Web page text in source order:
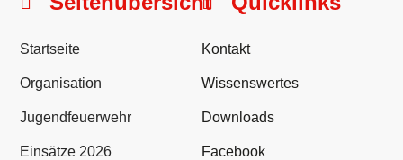
Startseite
Organisation
Jugendfeuerwehr
Einsätze 2026
Kontakt
Wissenswertes
Downloads
Facebook